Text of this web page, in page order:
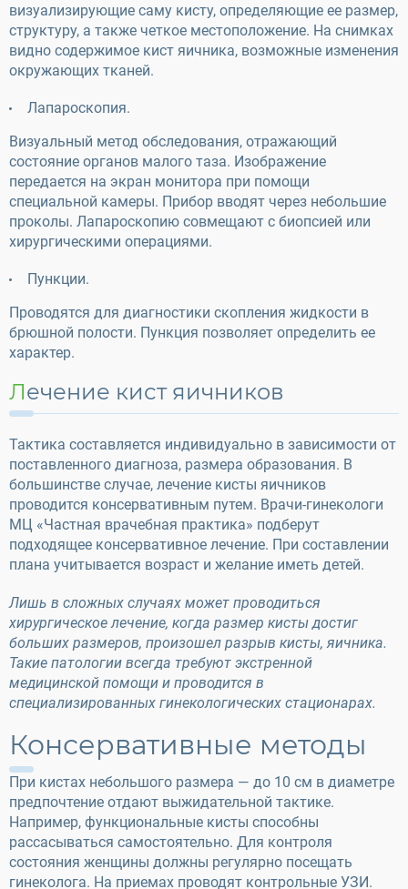
визуализирующие саму кисту, определяющие ее размер,
структуру, а также четкое местоположение. На снимках
видно содержимое кист яичника, возможные изменения
окружающих тканей.
Лапароскопия.
Визуальный метод обследования, отражающий
состояние органов малого таза. Изображение
передается на экран монитора при помощи
специальной камеры. Прибор вводят через небольшие
проколы. Лапароскопию совмещают с биопсией или
хирургическими операциями.
Пункции.
Проводятся для диагностики скопления жидкости в
брюшной полости. Пункция позволяет определить ее
характер.
Лечение кист яичников
Тактика составляется индивидуально в зависимости от
поставленного диагноза, размера образования. В
большинстве случае, лечение кисты яичников
проводится консервативным путем. Врачи-гинекологи
МЦ «Частная врачебная практика» подберут
подходящее консервативное лечение. При составлении
плана учитывается возраст и желание иметь детей.
Лишь в сложных случаях может проводиться
хирургическое лечение, когда размер кисты достиг
больших размеров, произошел разрыв кисты, яичника.
Такие патологии всегда требуют экстренной
медицинской помощи и проводится в
специализированных гинекологических стационарах.
Консервативные методы
При кистах небольшого размера — до 10 см в диаметре
предпочтение отдают выжидательной тактике.
Например, функциональные кисты способны
рассасываться самостоятельно. Для контроля
состояния женщины должны регулярно посещать
гинеколога. На приемах проводят контрольные УЗИ.